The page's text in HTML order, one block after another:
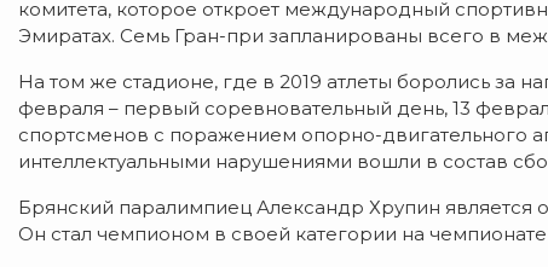
комитета, которое откроет международный
Эмиратах. Семь Гран-при запланированы всего в
На том же стадионе, где в 2019 атлеты боролись за
февраля – первый соревновательный день, 13
спортсменов с поражением опорно-двигательного
интеллектуальными нарушениями вошли в состав
Брянский паралимпиец Александр Хрупин
Он стал чемпионом в своей категории на